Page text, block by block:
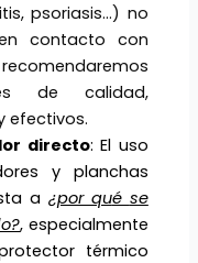
psoriasis…) no
contacto con
de calidad,
efectivos.
directo: El uso
y planchas
a ¿por qué se
, especialmente
térmico